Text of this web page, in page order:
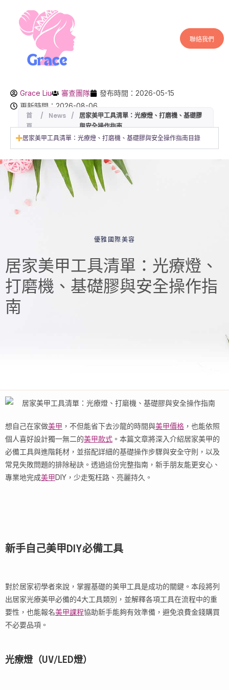
聯絡我們
Grace Liu 審查團隊
發布時間：2026-05-15
更新時間：2026-08-06
首
頁
/ News /
居家美甲工具清單：光療燈、打磨機、基礎膠
與安全操作指南
居家美甲工具清單：光療燈、打磨機、基礎膠與安全操作指南目錄
優雅國際美容
居家美甲工具清單：光療燈、
打磨機、基礎膠與安全操作指
南
想自己在家做美甲 ，不但能省下去沙龍的時間與美甲價格 ，也能依照
個人喜好設計獨一無二的美甲款式 。本篇文章將深入介紹居家美甲的
必備工具與進階耗材，並搭配詳細的基礎操作步驟與安全守則，以及
常見失敗問題的排除秘訣。透過這份完整指南，新手朋友能更安心、
專業地完成美甲DIY，少走冤枉路、亮麗持久。
新手自己美甲DIY必備工具
對於居家初學者來說，掌握基礎的美甲工具是成功的關鍵。本段將列
出居家光療美甲必備的4大工具類別，並解釋各項工具在流程中的重
要性，也能報名美甲課程協助新手能夠有效準備，避免浪費金錢購買
不必要品項。
光療燈（UV/LED燈）